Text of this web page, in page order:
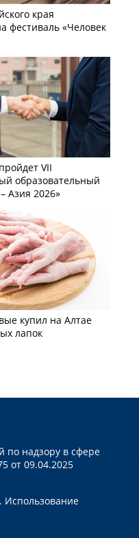
края
фестиваль «Человек
VII
образовательный
Азия 2026»
купил на Алтае
лапок
по надзору в сфере
от 09.04.2025
Использование